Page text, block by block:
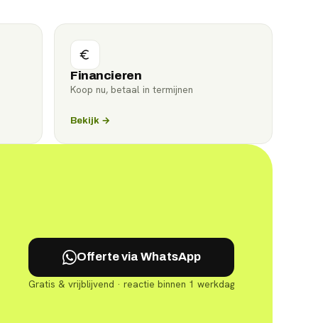
Financieren
Koop nu, betaal in termijnen
Bekijk →
Offerte via WhatsApp
Gratis & vrijblijvend · reactie binnen 1 werkdag